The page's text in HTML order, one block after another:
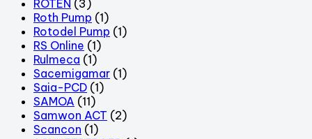
ROTEN (3)
Roth Pump (1)
Rotodel Pump (1)
RS Online (1)
Rulmeca (1)
Sacemigamar (1)
Saia-PCD (1)
SAMOA (11)
Samwon ACT (2)
Scancon (1)